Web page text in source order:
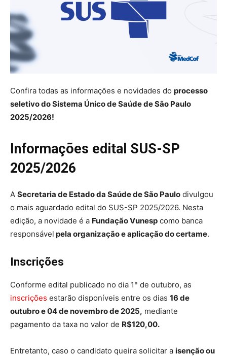
Confira todas as informações e novidades do processo
seletivo do Sistema Único de Saúde de São Paulo
2025/2026!
Informações edital SUS-SP
2025/2026
A Secretaria de Estado da Saúde de São Paulo divulgou
o mais aguardado edital do SUS-SP 2025/2026. Nesta
edição, a novidade é a Fundação Vunesp como banca
responsável pela organização e aplicação do certame.
Inscrições
Conforme edital publicado no dia 1° de outubro, as
inscrições estarão disponíveis entre os dias 16 de
outubro e 04 de novembro de 2025, mediante
pagamento da taxa no valor de R$120,00.
Entretanto, caso o candidato queira solicitar a isenção ou